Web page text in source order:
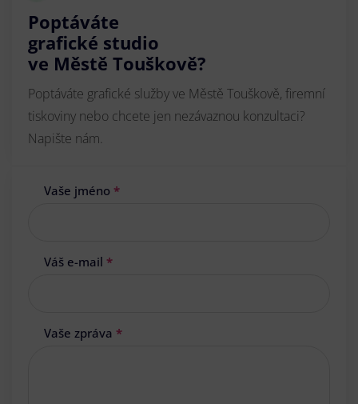
Poptáváte
grafické studio
ve Městě Touškově?
Poptáváte grafické služby ve Městě Touškově, firemní
tiskoviny nebo chcete jen nezávaznou konzultaci?
Napište nám.
Vaše jméno *
Váš e-mail *
Vaše zpráva *